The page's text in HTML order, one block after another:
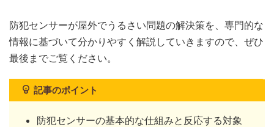
防犯センサーが屋外でうるさい問題の解決策を、専門的な
情報に基づいて分かりやすく解説していきますので、ぜひ
最後までご覧ください。
記事のポイント
防犯センサーの基本的な仕組みと反応する対象